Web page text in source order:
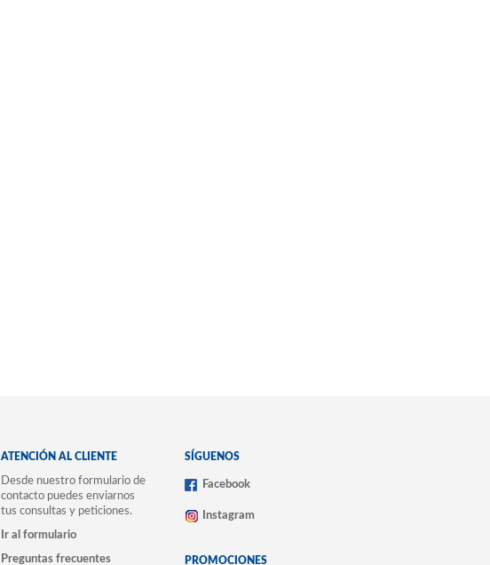
ATENCIÓN AL CLIENTE
Desde nuestro formulario de
contacto puedes enviarnos
tus consultas y peticiones.
Ir al formulario
Preguntas frecuentes
SÍGUENOS
Facebook
Instagram
PROMOCIONES